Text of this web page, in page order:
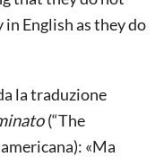
English as they do
la traduzione
(“The
«Ma